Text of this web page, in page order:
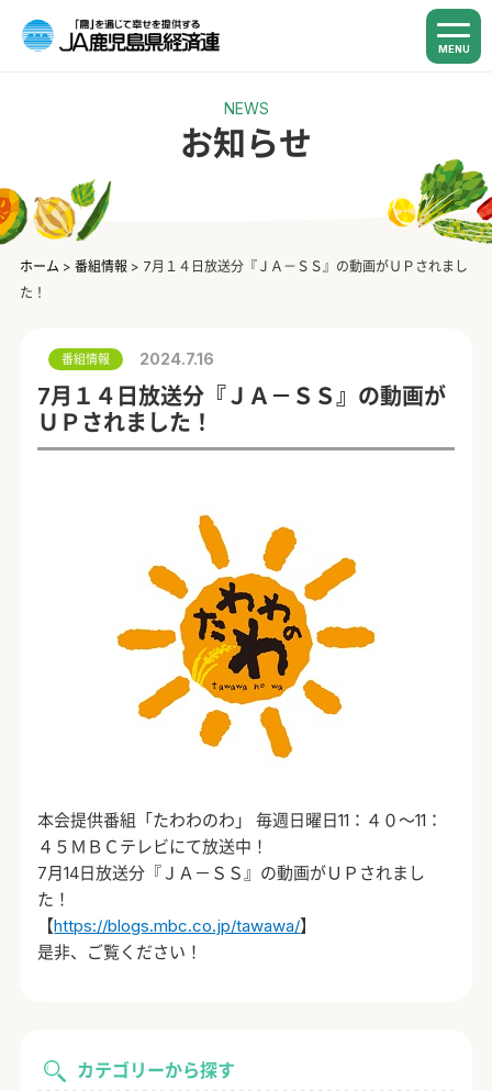
MENU
NEWS
お知らせ
ホーム > 番組情報 > 7月１４日放送分『ＪＡ－ＳＳ』の動画がＵＰされまし
た！
カテゴリーから探す
番組情報 2024.7.16
7月１４日放送分『ＪＡ－ＳＳ』の動画が
ＵＰされました！
本会提供番組「たわわのわ」 毎週日曜日11：４０～11：
４５ＭＢＣテレビにて放送中！
7月14日放送分『ＪＡ－ＳＳ』の動画がＵＰされまし
た！
【https://blogs.mbc.co.jp/tawawa/】
是非、ご覧ください！